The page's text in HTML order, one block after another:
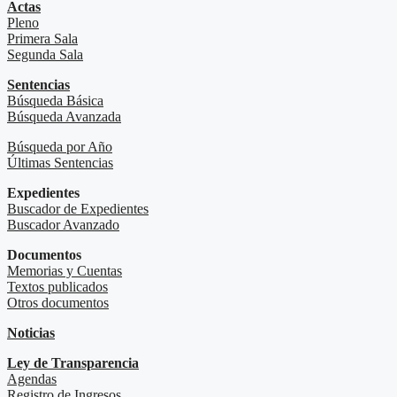
Actas
Pleno
Primera Sala
Segunda Sala
Sentencias
Búsqueda Básica
Búsqueda Avanzada
Búsqueda por Año
Últimas Sentencias
Expedientes
Buscador de Expedientes
Buscador Avanzado
Documentos
Memorias y Cuentas
Textos publicados
Otros documentos
Noticias
Ley de Transparencia
Agendas